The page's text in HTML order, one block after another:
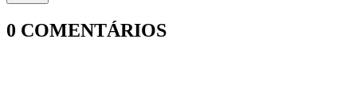
0 COMENTÁRIOS